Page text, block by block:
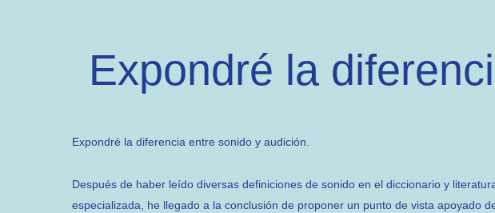
Expondré la
Expondré la diferencia entre sonido y audición.
Después de haber leído diversas definiciones de sonido en el diccionario y
especializada, he llegado a la conclusión de proponer un punto de vista apoyado